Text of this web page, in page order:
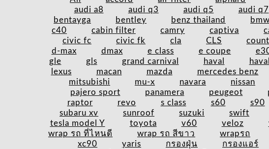
audi a8
audi q3 audi q5 audi q7
bentayga
bentley benz thailand bmw
c40
cabin filter camry captiva
civic fc
civic fk cla CLS
d-max
dmax e class e coupe
gle
gls grand carnival haval
lexus
macan mazda mercedes benz
mitsubishi
mu-x navara nissan
pajero sport
panamera peugeot
raptor
revo s class s60 s90
subaru xv
sunroof suzuki swift
tesla model Y
toyota v60 veloz
wrap รถ ที่ไหนดี
wrap รถ สีขาว wrapรถ
xc90
yaris กรองฝุ่น กรองแอร์